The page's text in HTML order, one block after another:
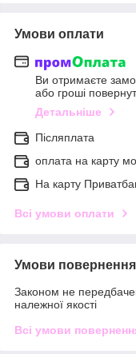
Умови оплати
Ви отримаєте
або гроші
Детальніше
Післяплата
оплата на карту
На карту
Всі умови оплати
Умови повернення
Законом не
належної якості
Всі умови